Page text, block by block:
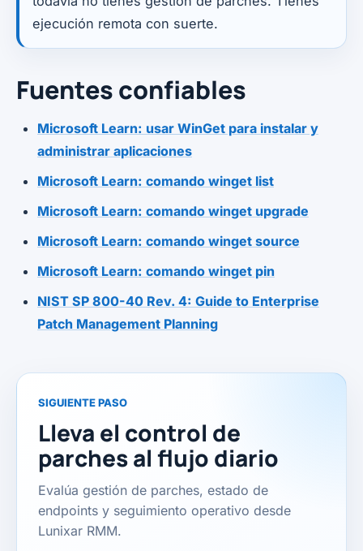
ejecución remota con suerte.
Fuentes confiables
Microsoft Learn: usar WinGet para instalar y
administrar aplicaciones
Microsoft Learn: comando winget list
Microsoft Learn: comando winget upgrade
Microsoft Learn: comando winget source
Microsoft Learn: comando winget pin
NIST SP 800-40 Rev. 4: Guide to Enterprise
Patch Management Planning
SIGUIENTE PASO
Lleva el control de
parches al flujo diario
Evalúa gestión de parches, estado de
endpoints y seguimiento operativo desde
Lunixar RMM.